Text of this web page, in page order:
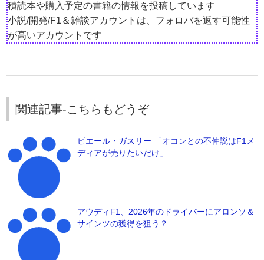
積読本や購入予定の書籍の情報を投稿しています
小説/開発/F1＆雑談アカウントは、フォロバを返す可能性
が高いアカウントです
関連記事-こちらもどうぞ
ピエール・ガスリー 「オコンとの不仲説はF1メ
ディアが売りたいだけ」
アウディF1、2026年のドライバーにアロンソ＆
サインツの獲得を狙う？